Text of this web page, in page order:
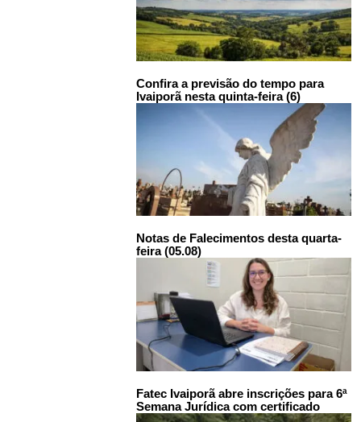
Confira a previsão do tempo para
Ivaiporã nesta quinta-feira (6)
Notas de Falecimentos desta quarta-
feira (05.08)
Fatec Ivaiporã abre inscrições para 6ª
Semana Jurídica com certificado